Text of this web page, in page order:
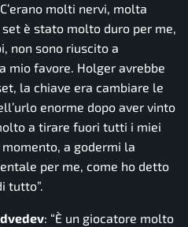
C’erano molti nervi, molta
è stato molto duro per me,
non sono riuscito a
mio favore. Holger avrebbe
la chiave era cambiare le
enorme dopo aver vinto
a tirare fuori tutti i miei
a godermi la
per me, come ho detto
tutto”.
: “È un giocatore molto